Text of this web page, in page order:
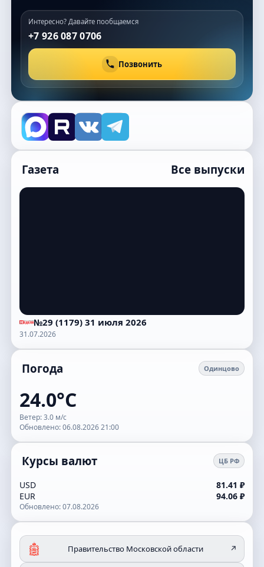
Интересно? Давайте пообщаемся
+7 926 087 0706
Позвонить
Газета Все выпуски
№29 (1179) 31 июля 2026
31.07.2026
Погода Одинцово
24.0°C
Ветер: 3.0 м/с
Обновлено: 06.08.2026 21:00
Курсы валют ЦБ РФ
USD
81.41 ₽
EUR
94.06 ₽
Обновлено: 07.08.2026
Правительство Московской области ↗